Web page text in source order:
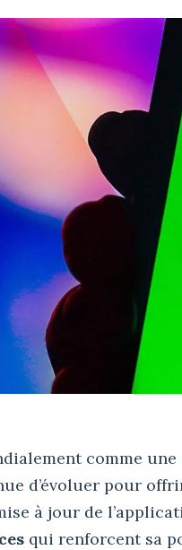
comme
d’évoluer pour
à jour de
qui renforcent sa